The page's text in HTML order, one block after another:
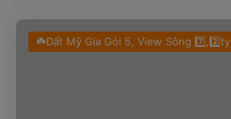
☘️Đất Mỹ Gia Gói 5, View Sông 7️⃣,2️⃣ty